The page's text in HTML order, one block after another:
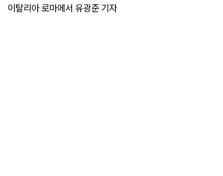
이탈리아 로마에서 유광준 기자